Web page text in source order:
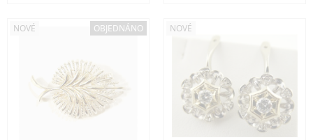
NOVÉ OBJEDNÁNO NOVÉ